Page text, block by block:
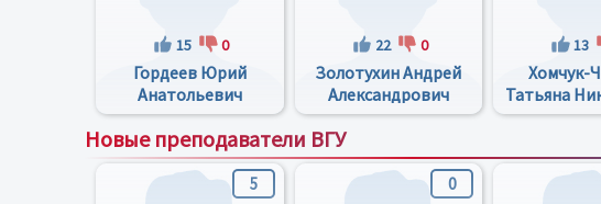
15 0
Гордеев Юрий
Анатольевич
22 0
Золотухин Андрей
Александрович
13
Хомчук-
Татьяна
Новые преподаватели ВГУ
5 0